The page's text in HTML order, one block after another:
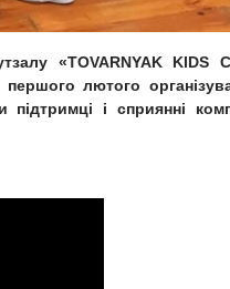
«TOVARNYAK KIDS
лютого
і сприянні